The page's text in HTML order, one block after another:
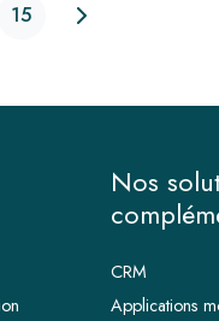
15
Nos
CRM
Applications